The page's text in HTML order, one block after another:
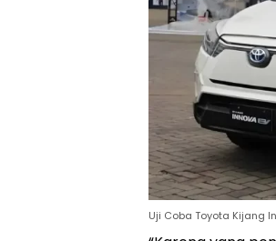
Uji Coba Toyota Kijang